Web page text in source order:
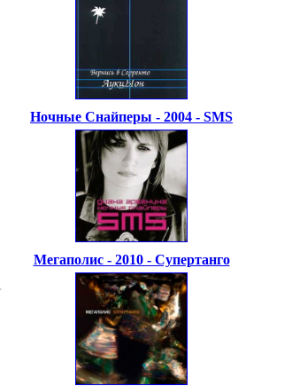
Ночные Снайперы - 2004 - SMS
Мегаполис - 2010 - Супертанго